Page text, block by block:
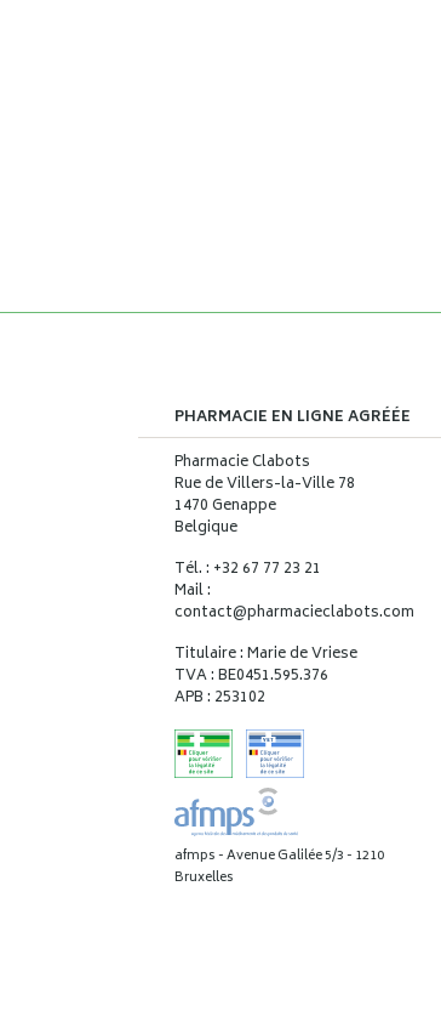
PHARMACIE EN LIGNE AGRÉÉE
Pharmacie Clabots
Rue de Villers-la-Ville 78
1470 Genappe
Belgique
Tél. : +32 67 77 23 21
Mail :
contact@pharmacieclabots.com
Titulaire : Marie de Vriese
TVA : BE0451.595.376
APB : 253102
afmps - Avenue Galilée 5/3 - 1210
Bruxelles